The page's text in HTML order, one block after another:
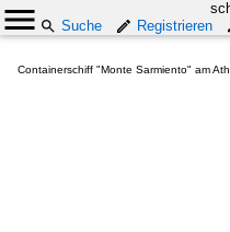
Suche
Registrieren
Containerschiff "Monte Sarmiento" am